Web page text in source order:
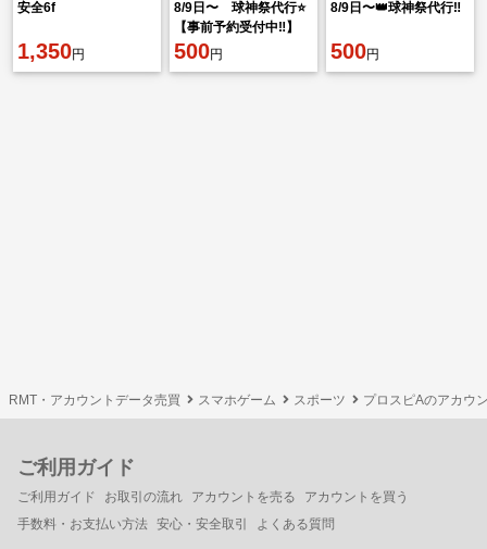
安全6f
1,350円
8/9日〜 球神祭代行⭐️
【事前予約受付中‼️】
500円
8/9日〜👑球神祭代行‼️
500円
RMT・アカウントデータ売買 スマホゲーム スポーツ プロスピAのアカウ
ご利用ガイド
ご利用ガイド お取引の流れ アカウントを売る
アカウントを買う
手数料・お支払い方法 安心・安全取引 よくある質問